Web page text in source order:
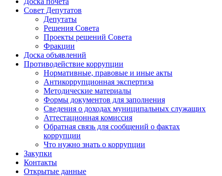
Совет Депутатов
Депутаты
Решения Совета
Проекты решений Совета
Фракции
Доска объявлений
Противодействие коррупции
Нормативные, правовые и иные акты
Антикоррупционная экспертиза
Методические материалы
Формы документов для заполнения
Сведения о доходах муниципальных служащих
Аттестационная комиссия
Обратная связь для сообщений о фактах
коррупции
Что нужно знать о коррупции
Закупки
Контакты
Открытые данные